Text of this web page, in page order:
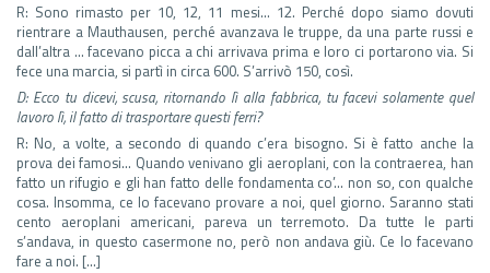
R: Sono rimasto per 10, 12, 11 mesi… 12. Perché dopo siamo dovuti
rientrare a Mauthausen, perché avanzava le truppe, da una parte russi e
dall’altra … facevano picca a chi arrivava prima e loro ci portarono via. Si
fece una marcia, si partì in circa 600. S’arrivò 150, così.
D: Ecco tu dicevi, scusa, ritornando lì alla fabbrica, tu facevi solamente quel
lavoro lì, il fatto di trasportare questi ferri?
R: No, a volte, a secondo di quando c’era bisogno. Si è fatto anche la
prova dei famosi… Quando venivano gli aeroplani, con la contraerea, han
fatto un rifugio e gli han fatto delle fondamenta co’… non so, con qualche
cosa. Insomma, ce lo facevano provare a noi, quel giorno. Saranno stati
cento aeroplani americani, pareva un terremoto. Da tutte le parti
s’andava, in questo casermone no, però non andava giù. Ce lo facevano
fare a noi. […]